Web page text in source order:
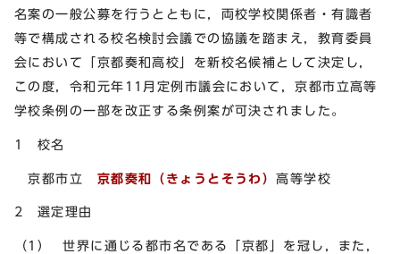
名案の一般公募を行うとともに，両校学校関係者・有識者
等で構成される校名検討会議での協議を踏まえ，教育委員
会において「京都奏和高校」を新校名候補として決定し，
この度，令和元年11月定例市議会において，京都市立高等
学校条例の一部を改正する条例案が可決されました。
1 校名
京都市立 京都奏和（きょうとそうわ）高等学校
2 選定理由
（1） 世界に通じる都市名である「京都」を冠し，また，